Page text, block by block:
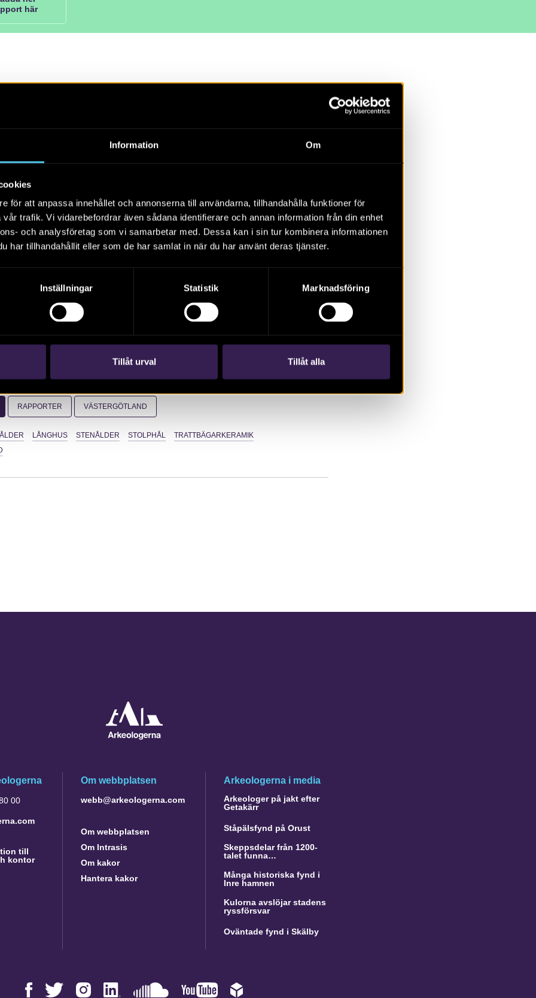
Information Om
för att anpassa innehållet och annonserna till användarna, tillhandahålla funktioner för
trafik. Vi vidarebefordrar även sådana identifierare och annan information från din enhet
och analysföretag som vi samarbetar med. Dessa kan i sin tur kombinera informationen
har tillhandahållit eller som de har samlat in när du har använt deras tjänster.
Inställningar Statistik Marknadsföring
Tillåt urval Tillåt alla
här
och socken, Ubbarp 8:20, Ulricehamn 264 och 266
2016 undersökte Arkeologerna de två närbelägna fornlämningarna
och 266 i Ubbarp strax utanför Ulricehamn. Undersökningarna
anledning av detaljplanläggning av berört område. Fornlämningarna
föremål för en arkeologisk utredning och förundersökning vilka
från järnålder. Vid den arkeologiska undersökningen
till äldre järnålder.
RAPPORTER VÄSTERGÖTLAND
LÅNGHUS STENÅLDER STOLPHÅL
TRATTBÄGARKERAMIK
00
till
kontor
Om webbplatsen
webb@arkeologerna.com
Om webbplatsen
Om Intrasis
Om kakor
Hantera kakor
Arkeologerna i media
Arkeologer på jakt efter
Getakärr
Ståpälsfynd på Orust
Skeppsdelar från 1200-
talet funna…
Många historiska fynd i
Inre hamnen
Kulorna avslöjar stadens
ryssförsvar
Oväntade fynd i Skälby